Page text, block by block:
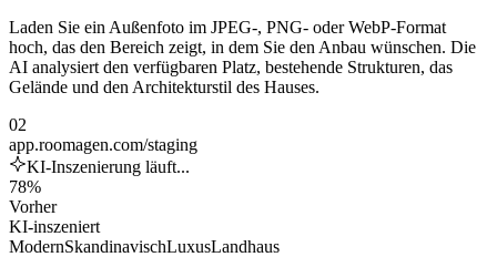
Laden Sie ein Außenfoto im JPEG-, PNG- oder WebP-Format
hoch, das den Bereich zeigt, in dem Sie den Anbau wünschen. Die
AI analysiert den verfügbaren Platz, bestehende Strukturen, das
Gelände und den Architekturstil des Hauses.
02
app.roomagen.com/staging
KI-Inszenierung läuft...
78%
Vorher
KI-inszeniert
ModernSkandinavischLuxusLandhaus